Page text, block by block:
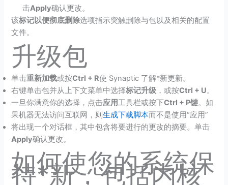
击Apply确认更改。
该标记以便彻底删除选项指示突触删除与包以及相关的配置
文件。
升级包
单击重新加载或按Ctrl + R使 Synaptic 了解*新更新。
右键单击包并从上下文菜单中选择标记升级 ，或按Ctrl + U。
一旦你满意你的选择，点击应用工具栏或按下Ctrl + P键。如
果机器无法访问互联网，则生成下载脚本而不是使用“应用”
将出现一个对话框，其中包含将要进行的更改的摘要。单击
Apply确认更改。
如何使您的系统保
持*新，包括内核